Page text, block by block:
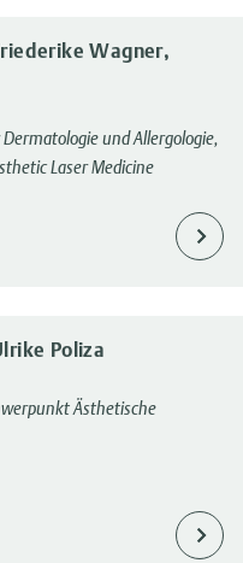
Wagner,
und Allergologie,
Laser Medicine
Poliza
Ästhetische